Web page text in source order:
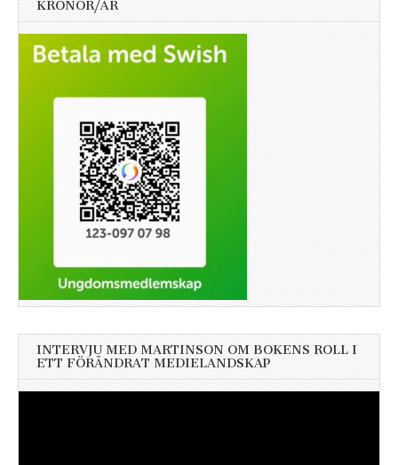
KRONOR/ÅR
INTERVJU MED MARTINSON OM BOKENS ROLL I
ETT FÖRÄNDRAT MEDIELANDSKAP